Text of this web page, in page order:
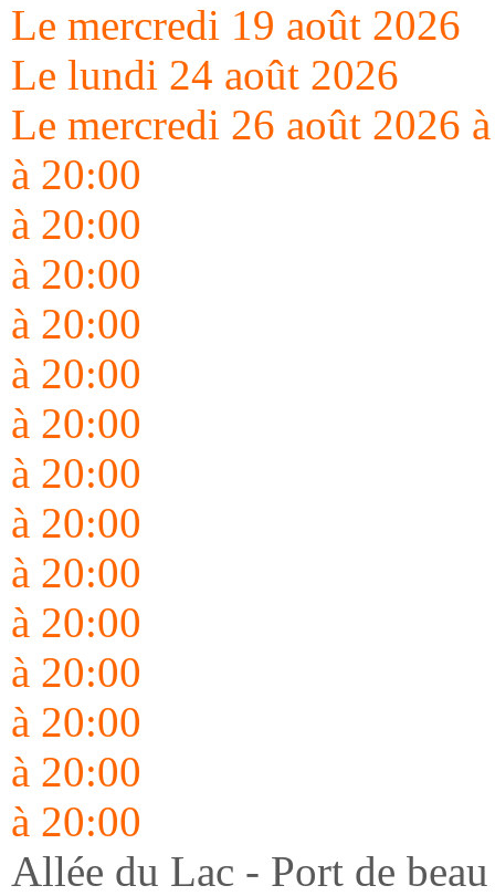
Le mercredi 19 août 2026
Le lundi 24 août 2026
Le mercredi 26 août 2026
à 20:00
à 20:00
à 20:00
à 20:00
à 20:00
à 20:00
à 20:00
à 20:00
à 20:00
à 20:00
à 20:00
à 20:00
à 20:00
à 20:00
Allée du Lac - Port de